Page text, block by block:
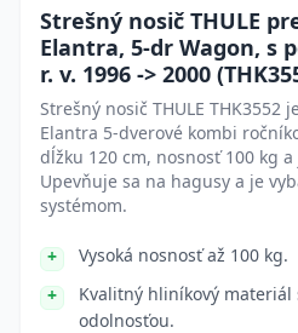
Strešný nosič THULE
Elantra, 5-dr Wagon, s
r. v. 1996 -> 2000
Strešný nosič THULE THK3552
Elantra 5-dverové kombi
dĺžku 120 cm, nosnosť 100 kg
Upevňuje sa na hagusy a je
systémom.
Vysoká nosnosť až 100 kg.
Kvalitný hliníkový
odolnosťou.